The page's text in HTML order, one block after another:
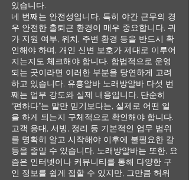
있습니다.
네 번째는 안전성입니다. 특히 야간 근무의 경
우 안전한 출퇴근 환경이 매우 중요합니다. 귀
가 지원 여부, 위치, 주변 환경 등을 반드시 확
인해야 하며, 개인 신변 보호가 제대로 이루어
지는지도 체크해야 합니다. 합법적으로 운영
되는 곳이라면 이러한 부분을 당연하게 고려
하고 있습니다. 유흥알바 노래방알바 다섯 번
째는 업무 강도와 실제 내용입니다. 단순히
“편하다”는 말만 믿기보다는, 실제로 어떤 일
을 하게 되는지 구체적으로 확인해야 합니다.
고객 응대, 서빙, 정리 등 기본적인 업무 범위
를 명확히 알고 시작해야 이후에 불필요한 갈
등을 줄일 수 있습니다. 노래방알바는 또한, 요
즘은 인터넷이나 커뮤니티를 통해 다양한 구
인 정보를 쉽게 접할 수 있지만, 그만큼 허위